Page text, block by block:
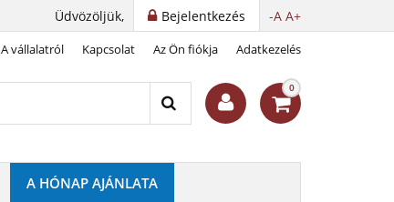
-A A+
Bejelentkezés
Üdvözöljük,
A vállalatról Kapcsolat Az Ön fiókja Adatkezelés
0
A HÓNAP AJÁNLATA